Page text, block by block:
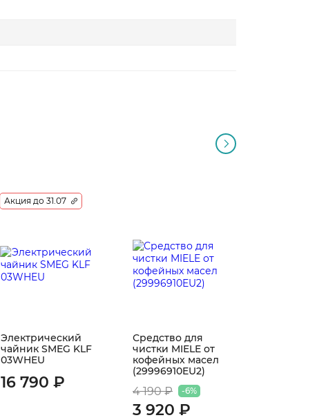
Акция до 31.07
Электрический
чайник SMEG KLF
03WHEU
16 790 ₽
Средство для
чистки MIELE от
кофейных масел
(29996910EU2)
4 190 ₽ -6%
3 920 ₽